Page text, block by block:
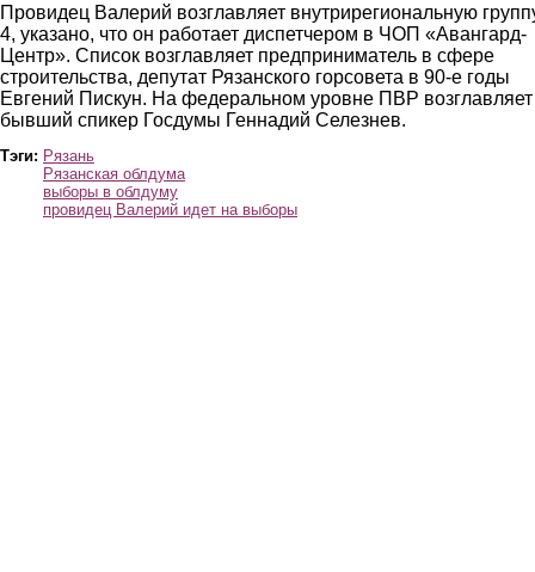
Провидец Валерий возглавляет внутрирегиональную
4, указано, что он работает диспетчером в ЧОП «Авангард-
Центр». Список возглавляет предприниматель в сфере
строительства, депутат Рязанского горсовета в 90-е годы
Евгений Пискун. На федеральном уровне ПВР возглавляет
бывший спикер Госдумы Геннадий Селезнев.
Тэги: Рязань
Рязанская облдума
выборы в облдуму
провидец Валерий идет на выборы